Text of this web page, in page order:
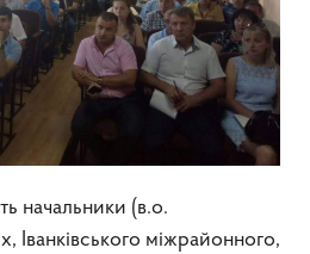
начальники (в.о.
Іванківського міжрайонного,